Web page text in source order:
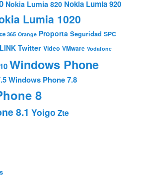
Nokia Lumia 820 Nokia Lumia 920
Lumia 1020
365 Orange Proporta Seguridad SPC
Twitter Video VMware Vodafone
Windows Phone
Windows Phone 7.8
8
8.1 Yoigo Zte